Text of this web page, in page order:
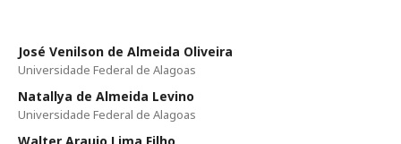
José Venilson de Almeida Oliveira
Universidade Federal de Alagoas
Natallya de Almeida Levino
Universidade Federal de Alagoas